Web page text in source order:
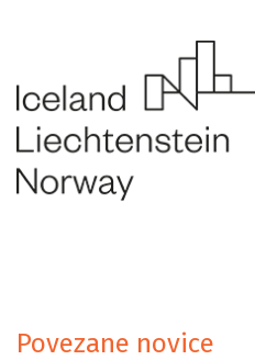
Povezane novice